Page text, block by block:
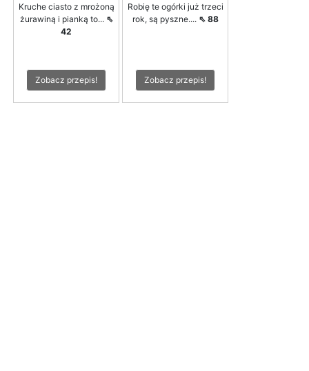
Kruche ciasto z mrożoną
żurawiną i pianką to... ⇖
42
Zobacz przepis!
Robię te ogórki już trzeci
rok, są pyszne.... ⇖ 88
Zobacz przepis!